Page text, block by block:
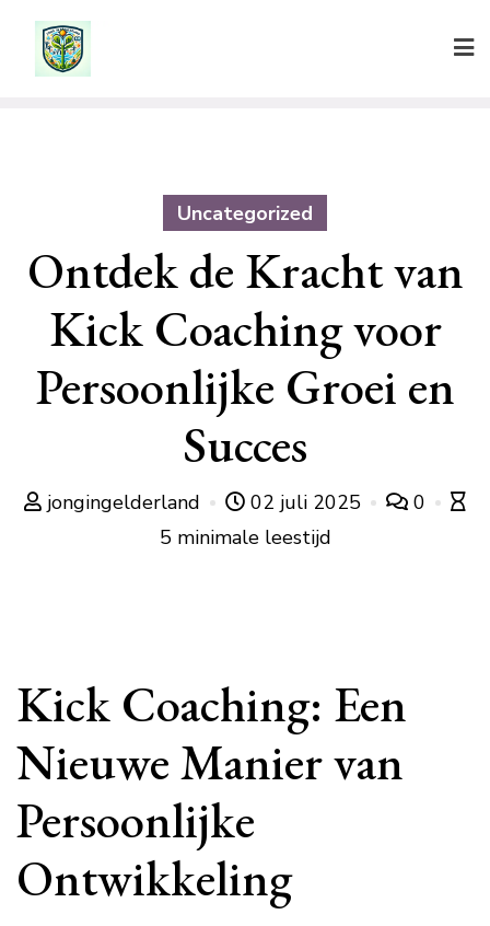
Uncategorized
Ontdek de Kracht van
Kick Coaching voor
Persoonlijke Groei en
Succes
jongingelderland 02 juli 2025
0
5 minimale leestijd
Kick Coaching: Een
Nieuwe Manier van
Persoonlijke
Ontwikkeling